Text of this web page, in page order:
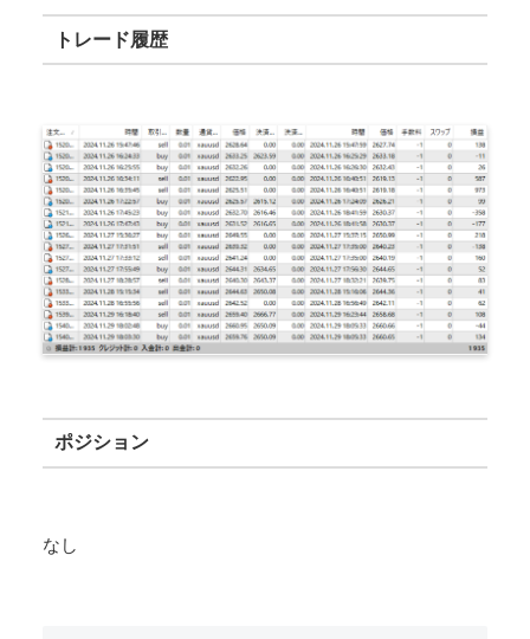
トレード履歴
ポジション
なし